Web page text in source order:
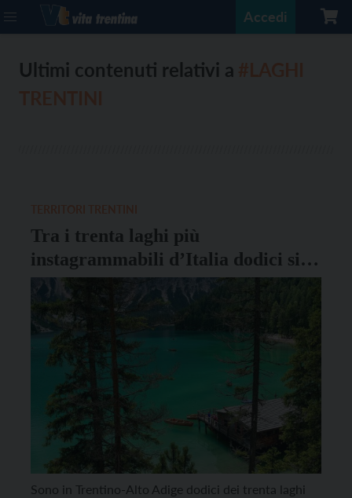
Accedi
Ultimi contenuti relativi a
Tra i trenta laghi più
instagrammabili d’Italia dodici si
trovano in Trentino-Alto Adige
Sono in Trentino-Alto Adige dodici dei trenta laghi